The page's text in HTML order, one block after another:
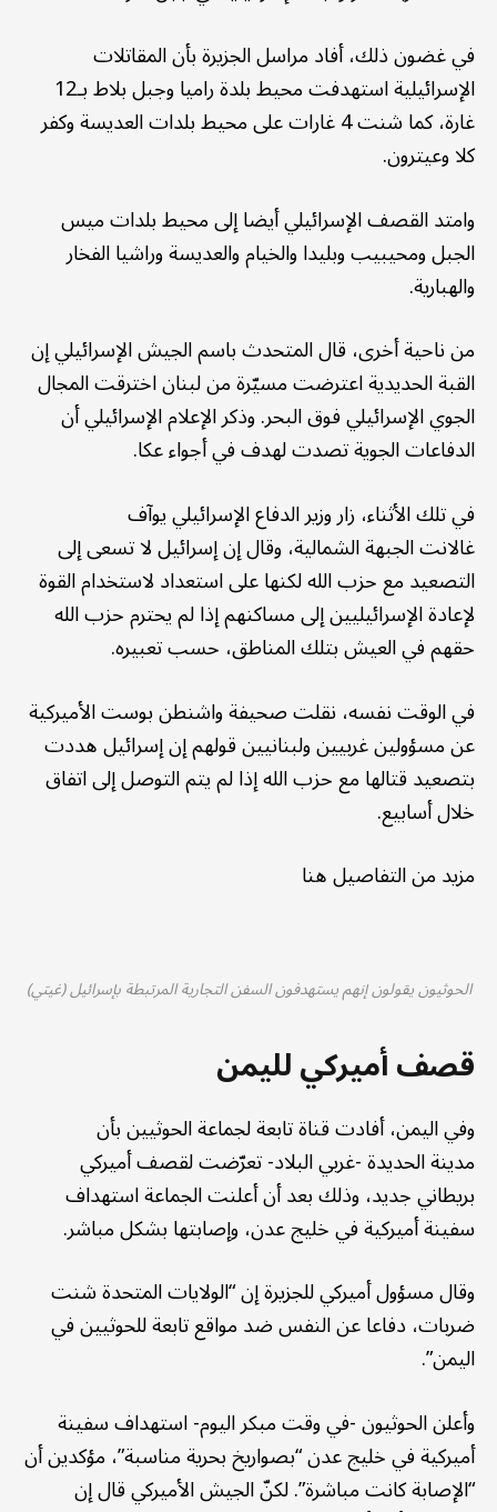
في غضون ذلك، أفاد مراسل الجزيرة بأن المقاتلات
الإسرائيلية استهدفت محيط بلدة راميا وجبل بلاط بـ12
غارة، كما شنت 4 غارات على محيط بلدات العديسة وكفر
كلا وعيترون.
وامتد القصف الإسرائيلي أيضا إلى محيط بلدات ميس
الجبل ومحيبيب وبليدا والخيام والعديسة وراشيا الفخار
والهبارية.
من ناحية أخرى، قال المتحدث باسم الجيش الإسرائيلي إن
القبة الحديدية اعترضت مسيّرة من لبنان اخترقت المجال
الجوي الإسرائيلي فوق البحر. وذكر الإعلام الإسرائيلي أن
الدفاعات الجوية تصدت لهدف في أجواء عكا.
في تلك الأثناء، زار وزير الدفاع الإسرائيلي يوآف
غالانت الجبهة الشمالية، وقال إن إسرائيل لا تسعى إلى
التصعيد مع حزب الله لكنها على استعداد لاستخدام القوة
لإعادة الإسرائيليين إلى مساكنهم إذا لم يحترم حزب الله
حقهم في العيش بتلك المناطق، حسب تعبيره.
في الوقت نفسه، نقلت صحيفة واشنطن بوست الأميركية
عن مسؤولين غربيين ولبنانيين قولهم إن إسرائيل هددت
بتصعيد قتالها مع حزب الله إذا لم يتم التوصل إلى اتفاق
خلال أسابيع.
مزيد من التفاصيل هنا
الحوثيون يقولون إنهم يستهدفون السفن التجارية المرتبطة بإسرائيل (غيتي)
قصف أميركي لليمن
وفي اليمن، أفادت قناة تابعة لجماعة الحوثيين بأن
مدينة الحديدة -غربي البلاد- تعرّضت لقصف أميركي
بريطاني جديد، وذلك بعد أن أعلنت الجماعة استهداف
سفينة أميركية في خليج عدن، وإصابتها بشكل مباشر.
وقال مسؤول أميركي للجزيرة إن “الولايات المتحدة شنت
ضربات، دفاعا عن النفس ضد مواقع تابعة للحوثيين في
اليمن”.
وأعلن الحوثيون -في وقت مبكر اليوم- استهداف سفينة
أميركية في خليج عدن “بصواريخ بحرية مناسبة”، مؤكدين أن
“الإصابة كانت مباشرة”. لكنّ الجيش الأميركي قال إن